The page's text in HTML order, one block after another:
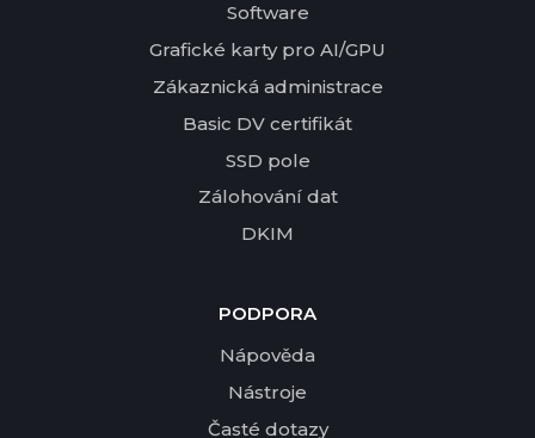
Software
Grafické karty pro AI/GPU
Zákaznická administrace
Basic DV certifikát
SSD pole
Zálohování dat
DKIM
PODPORA
Nápověda
Nástroje
Časté dotazy